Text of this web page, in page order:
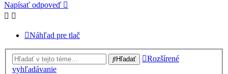
Napísať odpoveď
Náhľad pre tlač
Hľadať
Rozšírené
vyhľadávanie